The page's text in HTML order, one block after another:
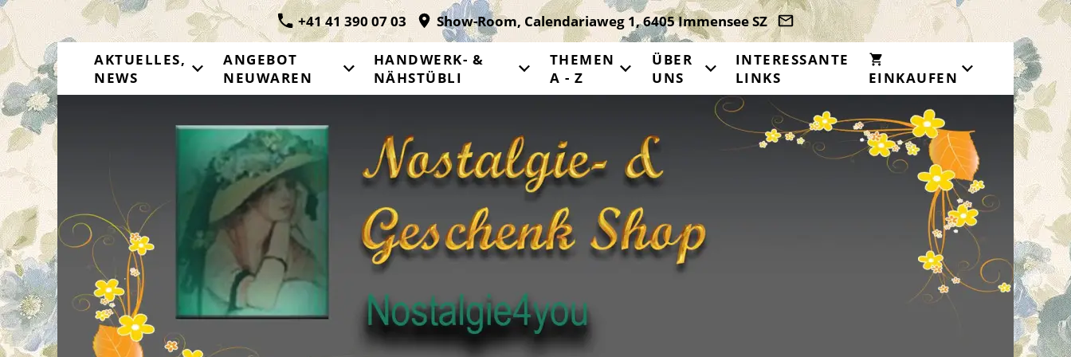
+41 41 390 07 03 Show-Room, Calendariaweg 1, 6405 Immensee SZ
AKTUELLES,
NEWS
ANGEBOT
NEUWAREN
HANDWERK- &
NÄHSTÜBLI
THEMEN
A - Z
ÜBER
UNS
INTERESSANTE
LINKS
EINKAUFEN